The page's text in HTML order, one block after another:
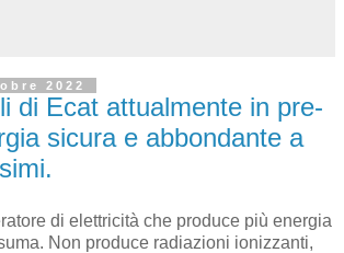
2022
di Ecat attualmente in pre-
sicura e abbondante a
di elettricità che produce più energia
Non produce radiazioni ionizzanti,